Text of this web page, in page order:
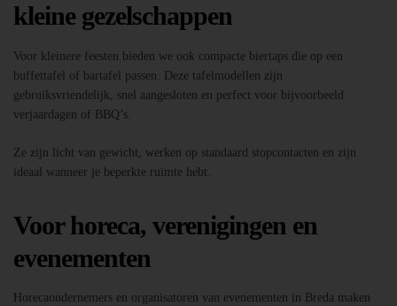
kleine gezelschappen
Voor kleinere feesten bieden we ook compacte biertaps die op een
buffettafel of bartafel passen. Deze tafelmodellen zijn
gebruiksvriendelijk, snel aangesloten en perfect voor bijvoorbeeld
verjaardagen of BBQ’s.
Ze zijn licht van gewicht, werken op standaard stopcontacten en zijn
ideaal wanneer je beperkte ruimte hebt.
Voor horeca, verenigingen en
evenementen
Horecaondernemers en organisatoren van evenementen in Breda maken